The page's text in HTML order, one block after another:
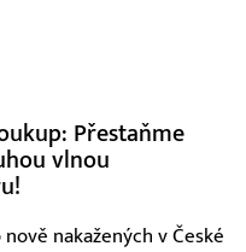
Přestaňme
vlnou
nakažených v České